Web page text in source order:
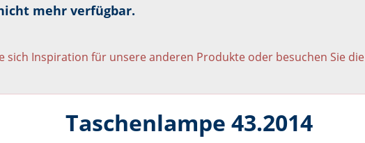
mehr verfügbar.
sich Inspiration für unsere anderen Produkte oder besuchen Sie die
Taschenlampe 43.2014